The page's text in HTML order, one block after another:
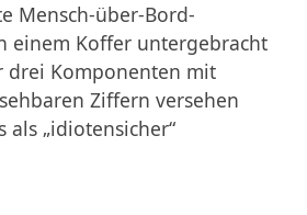
Mensch-über-Bord-
einem Koffer untergebracht
drei Komponenten mit
Ziffern versehen
als „idiotensicher“